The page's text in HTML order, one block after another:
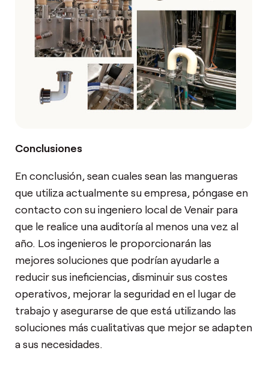
Conclusiones
En conclusión, sean cuales sean las mangueras
que utiliza actualmente su empresa, póngase en
contacto con su ingeniero local de Venair para
que le realice una auditoría al menos una vez al
año. Los ingenieros le proporcionarán las
mejores soluciones que podrían ayudarle a
reducir sus ineficiencias, disminuir sus costes
operativos, mejorar la seguridad en el lugar de
trabajo y asegurarse de que está utilizando las
soluciones más cualitativas que mejor se adapten
a sus necesidades.